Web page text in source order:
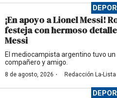
¡En apoyo a Lionel Messi!
festeja con hermoso
Messi
El mediocampista argentino tuvo
compañero y amigo.
8 de agosto, 2026 · Redacción La-Lista